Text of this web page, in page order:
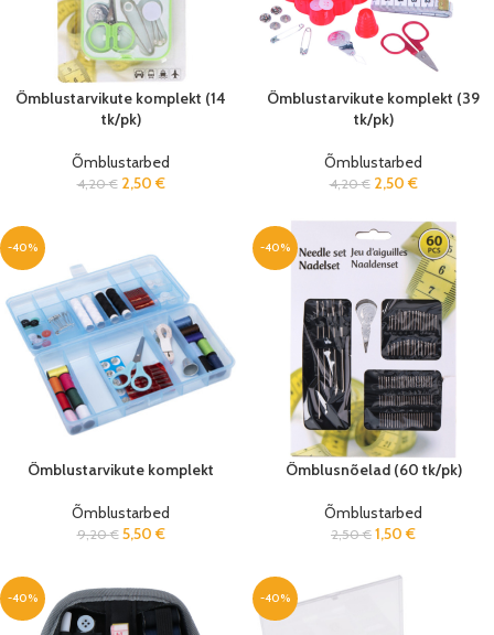
Õmblustarvikute komplekt (14
tk/pk)
Õmblustarbed
4,20€ 2,50 €
Õmblustarvikute komplekt (39
tk/pk)
Õmblustarbed
4,20€ 2,50 €
-40%
Õmblustarvikute komplekt
Õmblustarbed
9,20€ 5,50 €
-40%
Õmblusnõelad (60 tk/pk)
Õmblustarbed
2,50€ 1,50 €
-40% -40%